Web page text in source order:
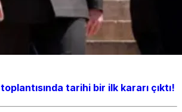
tarihi bir ilk kararı çıktı!